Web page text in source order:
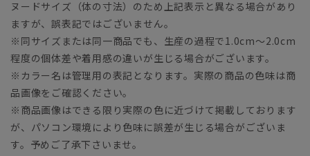
ヌードサイズ（体の寸法）のため上記表示と異なる場合があり
ますが、誤表記ではございません。
※同サイズまたは同一商品でも、生産の過程で1.0cm～2.0cm
程度の個体差や着用感の違いが生じる場合がございます。
※カラー名は管理用の表記となります。実際の商品の色味は商
品画像をご確認ください。
※商品画像はできる限り実際の色に近づけて掲載しております
が、パソコン環境により色味に誤差が生じる場合がございま
す。予めご了承下さいませ。